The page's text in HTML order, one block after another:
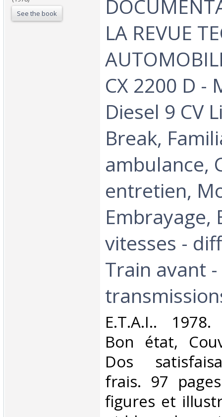
See the book
LA REVUE
CX 2200 D -
Diesel 9 CV
Break,
ambulance,
entretien,
Embrayage,
vitesses -
Train avant -
‎E.T.A.I..
Bon état,
Dos
frais. 97
figures et